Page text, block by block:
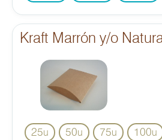
Kraft Marrón y/o
25u 50u 75u 100u